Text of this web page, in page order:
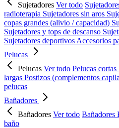
Sujetadores Ver todo
radioterapia Sujetadores sin aros
copas grandes (alivio / capacidad)
Sujetadores y tops de descanso
Sujetadores deportivos Accesorios
Pelucas
Pelucas Ver todo Pelucas cortas
largas Postizos (complementos
pelucas
Bañadores
Bañadores Ver todo Bañadores
baño